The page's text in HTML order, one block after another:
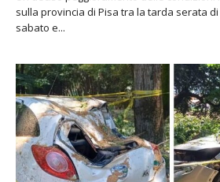
sulla provincia di Pisa tra la tarda serata
sabato e...